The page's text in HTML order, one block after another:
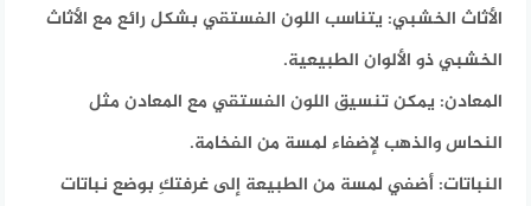
الأثاث الخشبي: يتناسب اللون الفستقي بشكل رائع مع الأثاث
الخشبي ذو الألوان الطبيعية.
المعادن: يمكن تنسيق اللون الفستقي مع المعادن مثل
النحاس والذهب لإضفاء لمسة من الفخامة.
النباتات: أضفي لمسة من الطبيعة إلى غرفتكِ بوضع نباتات